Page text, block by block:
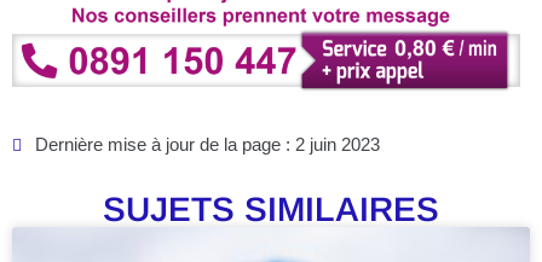
Dernière mise à jour de la page : 2 juin 2023
SUJETS SIMILAIRES